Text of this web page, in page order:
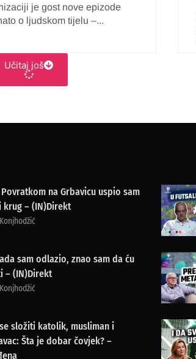
je gost nove epizode
o ljudskom tijelu –...
Učitaj još
na Grbavicu uspio sam
– (IN)Direkt
sam odlazio, znao sam da ću
– (IN)Direkt
složiti katolik, musliman i
Šta je dobar čovjek? –